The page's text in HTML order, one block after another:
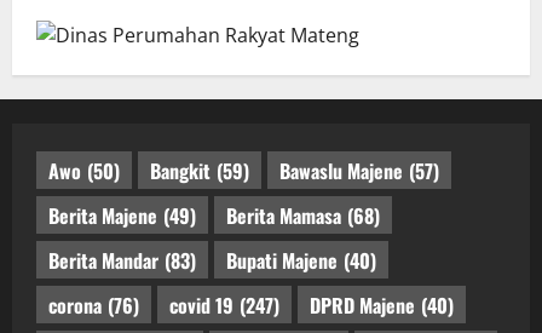
Awo (50) Bangkit (59) Bawaslu Majene (57)
Berita Majene (49) Berita Mamasa (68)
Berita Mandar (83) Bupati Majene (40)
corona (76) covid 19 (247) DPRD Majene (40)